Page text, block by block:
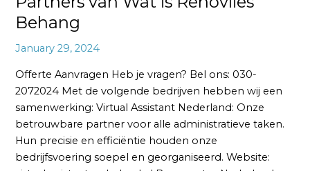
Behang
January 29, 2024
Offerte Aanvragen Heb je vragen? Bel ons: 030-
2072024 Met de volgende bedrijven hebben wij een
samenwerking: Virtual Assistant Nederland: Onze
betrouwbare partner voor alle administratieve taken.
Hun precisie en efficiëntie houden onze
bedrijfsvoering soepel en georganiseerd. Website: